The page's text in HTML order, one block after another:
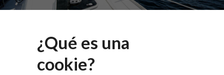
¿Qué es una
cookie?